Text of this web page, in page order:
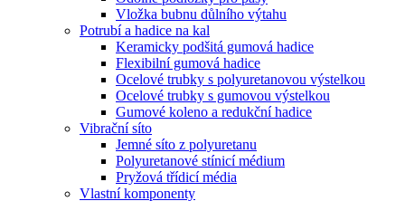
Vložka bubnu důlního výtahu
Potrubí a hadice na kal
Keramicky podšitá gumová hadice
Flexibilní gumová hadice
Ocelové trubky s polyuretanovou výstelkou
Ocelové trubky s gumovou výstelkou
Gumové koleno a redukční hadice
Vibrační síto
Jemné síto z polyuretanu
Polyuretanové stínicí médium
Pryžová třídicí média
Vlastní komponenty